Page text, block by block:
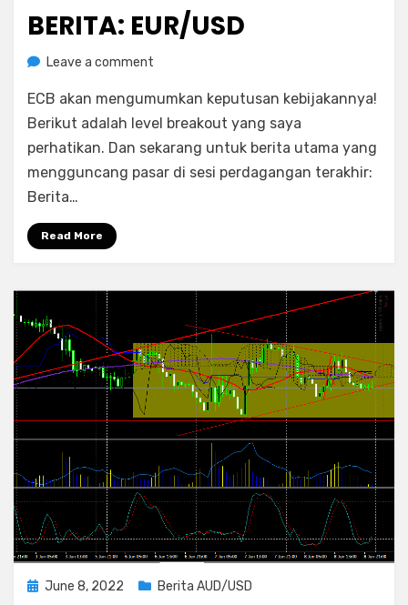
BERITA: EUR/USD
byRediyus
Leave a comment
EUR/USD
ECB akan mengumumkan keputusan kebijakannya!
Berikut adalah level breakout yang saya
perhatikan. Dan sekarang untuk berita utama yang
mengguncang pasar di sesi perdagangan terakhir:
Berita…
Read More
Posted
June 8, 2022 Berita AUD/USD